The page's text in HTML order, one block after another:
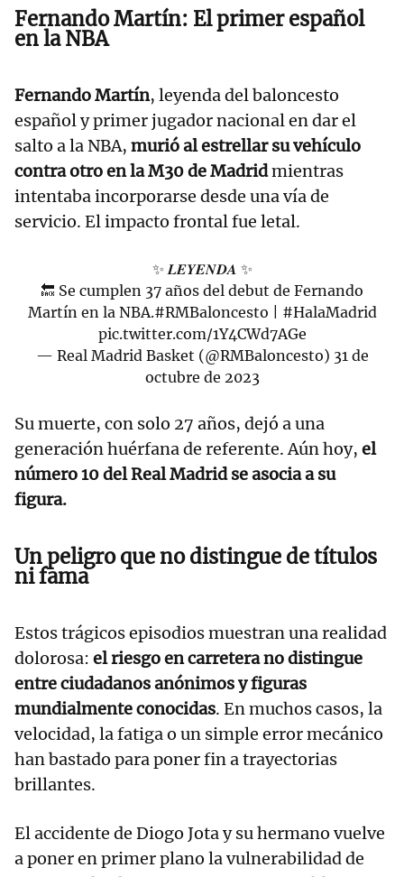
Fernando Martín: El primer español
en la NBA
Fernando Martín, leyenda del baloncesto
español y primer jugador nacional en dar el
salto a la NBA, murió al estrellar su vehículo
contra otro en la M30 de Madridmientras
intentaba incorporarse desde una vía de
servicio. El impacto frontal fue letal.
✨ 𝑳𝑬𝒀𝑬𝑵𝑫𝑨 ✨
🔙 Se cumplen 37 años del debut de Fernando
Martín en la NBA.#RMBaloncesto
#HalaMadrid
pic.twitter.com/1Y4CWd7AGe
— Real Madrid Basket (@RMBaloncesto) 31 de
octubre de 2023
Su muerte, con solo 27 años, dejó a una
generación huérfana de referente. Aún hoy, el
número 10 del Real Madrid se asocia a su
figura.
Un peligro que no distingue de títulos
ni fama
Estos trágicos episodios muestran una realidad
dolorosa: el riesgo en carretera no distingue
entre ciudadanos anónimos y figuras
mundialmente conocidas. En muchos casos, la
velocidad, la fatiga o un simple error mecánico
han bastado para poner fin a trayectorias
brillantes.
El accidente de Diogo Jota y su hermano vuelve
a poner en primer plano la vulnerabilidad de